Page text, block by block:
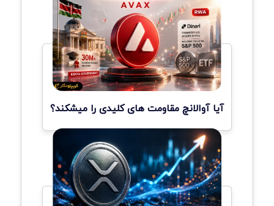
آیا آوالانچ مقاومت های کلیدی را میشکند؟